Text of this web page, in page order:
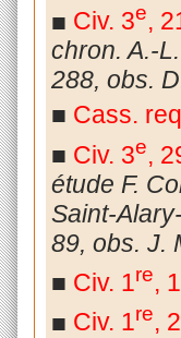
■ Civ. 3e,
chron. A.-
288, obs.
■ Cass.
■ Civ. 3e,
étude F.
Saint-
89, obs. J.
■ Civ. 1re,
■ Civ. 1re,